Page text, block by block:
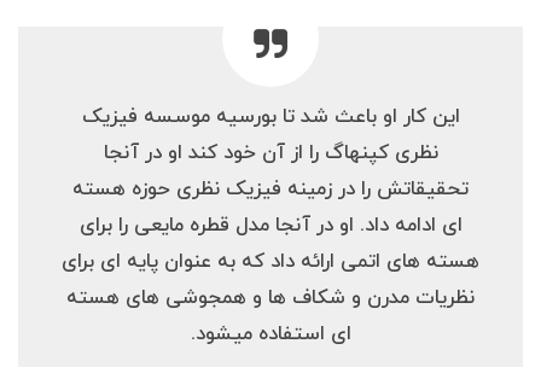
این کار او باعث شد تا بورسیه موسسه فیزیک
نظری کپنهاگ را از آن خود کند او در آنجا
تحقیقاتش را در زمینه فیزیک نظری حوزه هسته
ای ادامه داد. او در آنجا مدل قطره مایعی را برای
هسته های اتمی ارائه داد که به عنوان پایه ای برای
نظریات مدرن و شکاف ها و همجوشی های هسته
ای استفاده میشود.